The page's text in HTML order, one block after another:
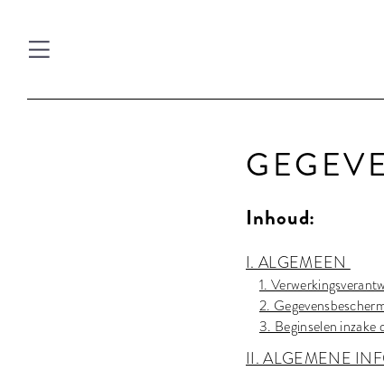
Inhoud:
I. ALGEMEEN
1.
2.
3. Beginselen inzake
II. ALGEMENE